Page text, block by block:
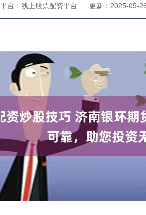
平台：线上股票配资平台 更新：2025-05-